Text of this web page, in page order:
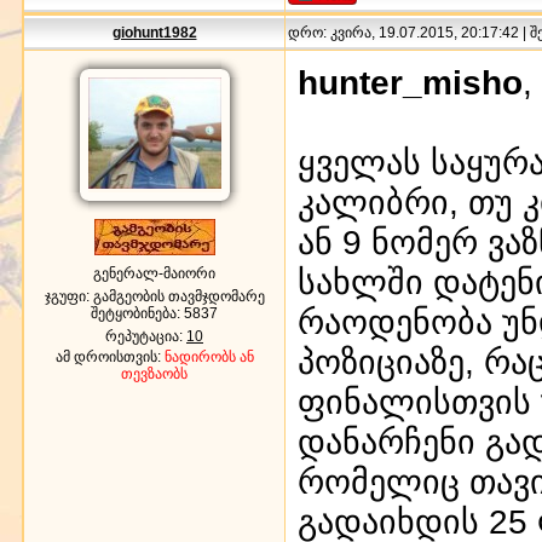
giohunt1982 დრო: კვირა, 19.07.2015, 20:17:42 |
გენერალ-მაიორი
ჯგუფი: გამგეობის თავმჯდომარე
შეტყობინება: 5837
რეპუტაცია: 10
ამ დროისთვის: ნადირობს ან
თევზაობს
hunter_misho,
ყველას
კალიბრი, თუ
ან 9 ნომერ
სახლში
რაოდენობა
პოზიციაზე,
ფინალისთვის
დანარჩენი
რომელიც
გადაიხდის